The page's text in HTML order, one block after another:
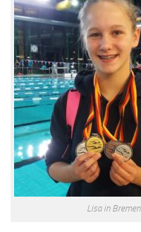
Beiträge & Downloads
Kennst Du schon…
Fotos
Beiträge & Downloads
Kennst Du schon…
Lisa in Bremen